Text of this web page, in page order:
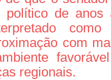
político de anos
com
regionais.